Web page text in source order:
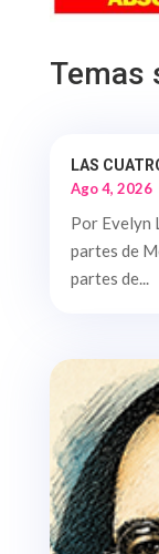
Temas
LAS
Ago 4, 2026
Por Evelyn
partes de
partes de...